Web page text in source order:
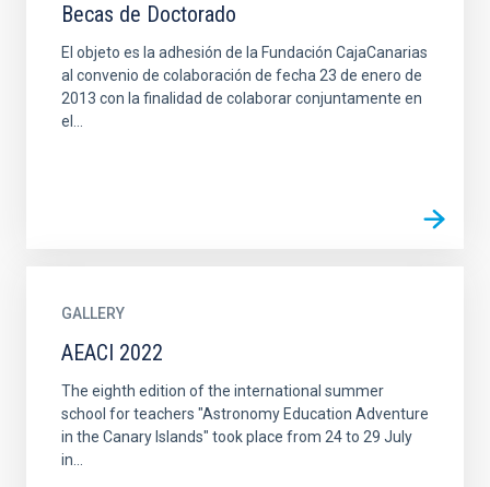
Becas de Doctorado
El objeto es la adhesión de la Fundación CajaCanarias
al convenio de colaboración de fecha 23 de enero de
2013 con la finalidad de colaborar conjuntamente en
el...
GALLERY
AEACI 2022
The eighth edition of the international summer
school for teachers "Astronomy Education Adventure
in the Canary Islands" took place from 24 to 29 July
in...